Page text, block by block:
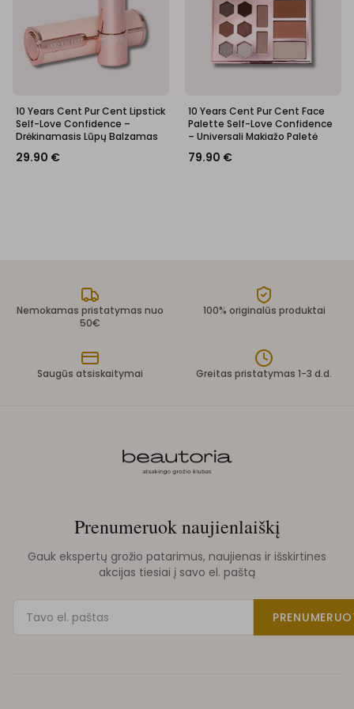
10 Years Cent Pur Cent Lipstick
Self-Love Confidence –
Drėkinamasis Lūpų Balzamas
29.90 €
10 Years Cent Pur Cent Face
Palette Self-Love Confidence
– Universali Makiažo Paletė
79.90 €
Nemokamas pristatymas nuo
50€
100% originalūs produktai
Saugūs atsiskaitymai Greitas pristatymas 1-3 d.d.
Prenumeruok naujienlaiškį
Gauk ekspertų grožio patarimus, naujienas ir išskirtines
akcijas tiesiai į savo el. paštą